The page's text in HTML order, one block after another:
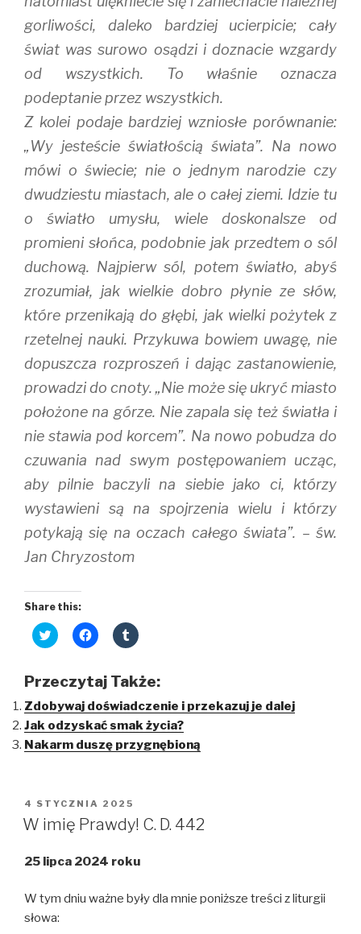
gorliwości, daleko bardziej ucierpicie; cały
świat was surowo osądzi i doznacie wzgardy
od wszystkich. To właśnie oznacza
podeptanie przez wszystkich.
Z kolei podaje bardziej wzniosłe porównanie:
„Wy jesteście światłością świata”. Na nowo
mówi o świecie; nie o jednym narodzie czy
dwudziestu miastach, ale o całej ziemi. Idzie tu
o światło umysłu, wiele doskonalsze od
promieni słońca, podobnie jak przedtem o sól
duchową. Najpierw sól, potem światło, abyś
zrozumiał, jak wielkie dobro płynie ze słów,
które przenikają do głębi, jak wielki pożytek z
rzetelnej nauki. Przykuwa bowiem uwagę, nie
dopuszcza rozproszeń i dając zastanowienie,
prowadzi do cnoty. „Nie może się ukryć miasto
położone na górze. Nie zapala się też światła i
nie stawia pod korcem”. Na nowo pobudza do
czuwania nad swym postępowaniem ucząc,
aby pilnie baczyli na siebie jako ci, którzy
wystawieni są na spojrzenia wielu i którzy
potykają się na oczach całego świata”. – św.
Jan Chryzostom
Share this:
C
l
t
s
h
a
r
e
i
t
t
e
O
n
s
i
n
C
l
t
s
h
a
r
e
c
e
b
o
(
e
n
C
l
t
s
h
a
r
e
l
r
p
s
i
Przeczytaj Także:
Zdobywaj doświadczenie i przekazuj je dalej
Jak odzyskać smak życia?
Nakarm duszę przygnębioną
OPUBLIKOWANE
W
4 STYCZNIA 2025
W imię Prawdy! C. D. 442
25 lipca 2024 roku
W tym dniu ważne były dla mnie poniższe treści z liturgii
słowa: